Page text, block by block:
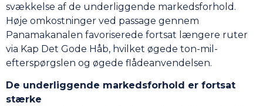
svækkelse af de underliggende markedsforhold.
Høje omkostninger ved passage gennem
Panamakanalen favoriserede fortsat længere ruter
via Kap Det Gode Håb, hvilket øgede ton-mil-
efterspørgslen og øgede flådeanvendelsen.
De underliggende markedsforhold er fortsat
stærke